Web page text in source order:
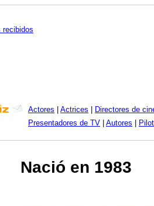
recibidos
Actores Actrices
Directores de
Presentadores de TV
Autores
Nació en 1983